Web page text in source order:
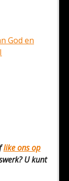
God en
like ons op
U kunt